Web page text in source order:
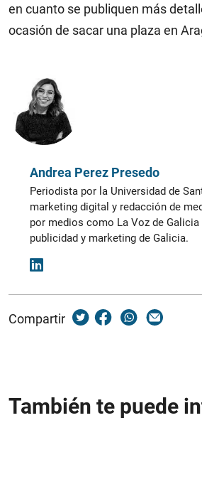
en cuanto se publiquen más
ocasión de sacar una plaza en
Andrea Perez Presedo
Periodista por la Universidad de
marketing digital y redacción de
por medios como La Voz de Galicia
publicidad y marketing de Galicia.
Compartir
También te puede